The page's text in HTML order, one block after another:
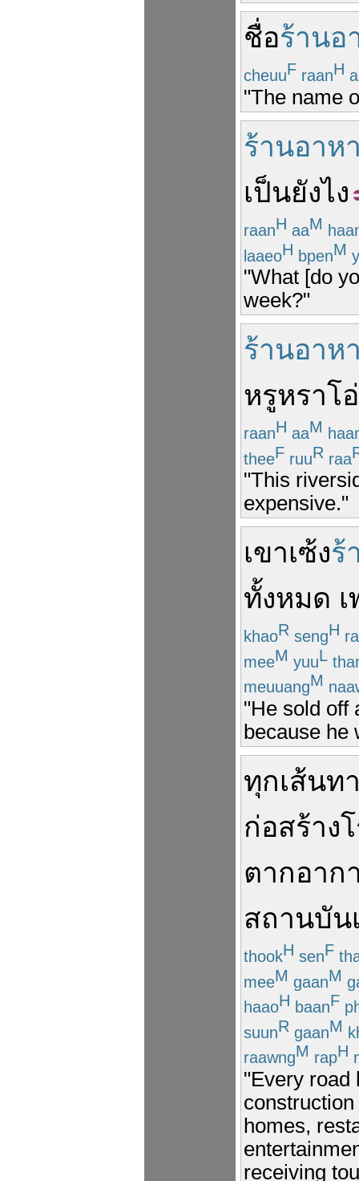
ชื่อร้านอ
cheuuF raanH
"The name
ร้านอาห
เป็นยังไง
raanH aaM
laaeoH bpenM
"What [do
week?"
ร้านอาห
หรูหราโ
raanH aaM
theeF ruuR raa
"This
expensive."
เขาเซ้งร้
ทั้งหมด
khaoR sengH
meeM yuuL
meuuangM
"He sold off
because he
ทุกเส้นท
ก่อสร้าง
ตากอาก
สถานบัน
thookH senF
meeM gaanM
haaoH baanF
suunR gaanM
raawngM rapH
"Every road
homes,
receiving